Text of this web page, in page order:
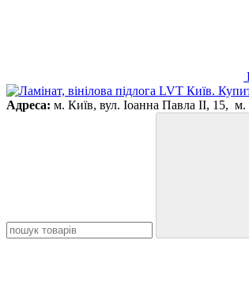
Адреса: м. Київ, вул. Іоанна Павла ІІ, 15, м.